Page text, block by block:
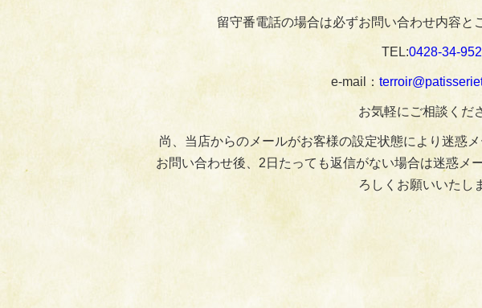
留守番電話の場合は必ずお問い合わせ内容と
TEL:
e-mail：
お気軽にご相談くだ
尚、当店からのメールがお客様の設定状態により迷惑
お問い合わせ後、2日たっても返信がない場合は迷惑メ
ろしくお願いいたし